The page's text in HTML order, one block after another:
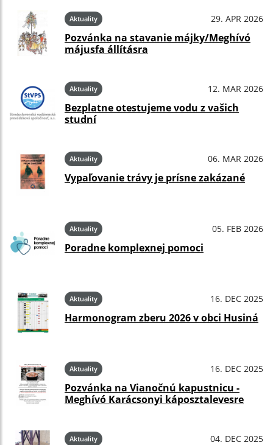
Aktuality 29. APR 2026
Pozvánka na stavanie májky/Meghívó
májusfa állításra
Aktuality 12. MAR 2026
Bezplatne otestujeme vodu z vašich
studní
Aktuality 06. MAR 2026
Vypaľovanie trávy je prísne zakázané
Aktuality 05. FEB 2026
Poradne komplexnej pomoci
Aktuality 16. DEC 2025
Harmonogram zberu 2026 v obci Husiná
Aktuality 16. DEC 2025
Pozvánka na Vianočnú kapustnicu -
Meghívó Karácsonyi káposztalevesre
Aktuality 04. DEC 2025